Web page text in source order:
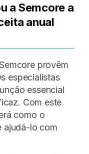
a Semcore a
anual
provêm
especialistas
essencial
Com este
como o
ajudá-lo com